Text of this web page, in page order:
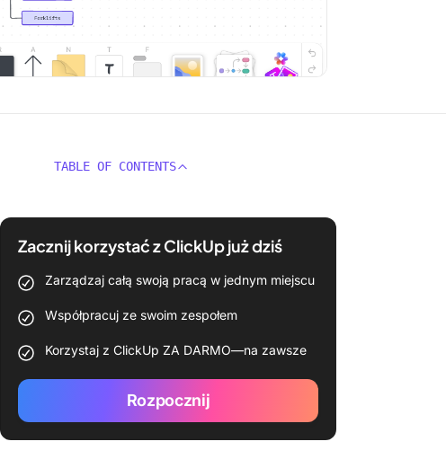
TABLE OF CONTENTS
Zacznij korzystać z ClickUp już dziś
Zarządzaj całą swoją pracą w jednym miejscu
Współpracuj ze swoim zespołem
Korzystaj z ClickUp ZA DARMO—na zawsze
Rozpocznij